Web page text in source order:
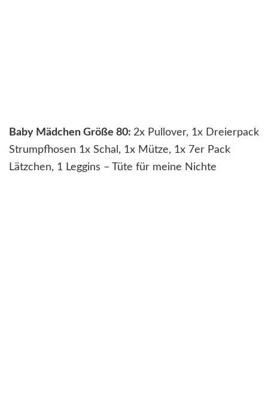
Baby Mädchen Größe 80: 2x Pullover, 1x Dreierpack
Strumpfhosen 1x Schal, 1x Mütze, 1x 7er Pack
Lätzchen, 1 Leggins – Tüte für meine Nichte